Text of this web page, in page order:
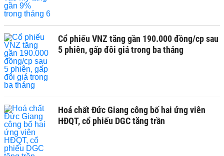
Cổ phiếu VNZ tăng gần 190.000 đồng/cp sau
5 phiên, gấp đôi giá trong ba tháng
Hoá chất Đức Giang công bố hai ứng viên
HĐQT, cổ phiếu DGC tăng trần